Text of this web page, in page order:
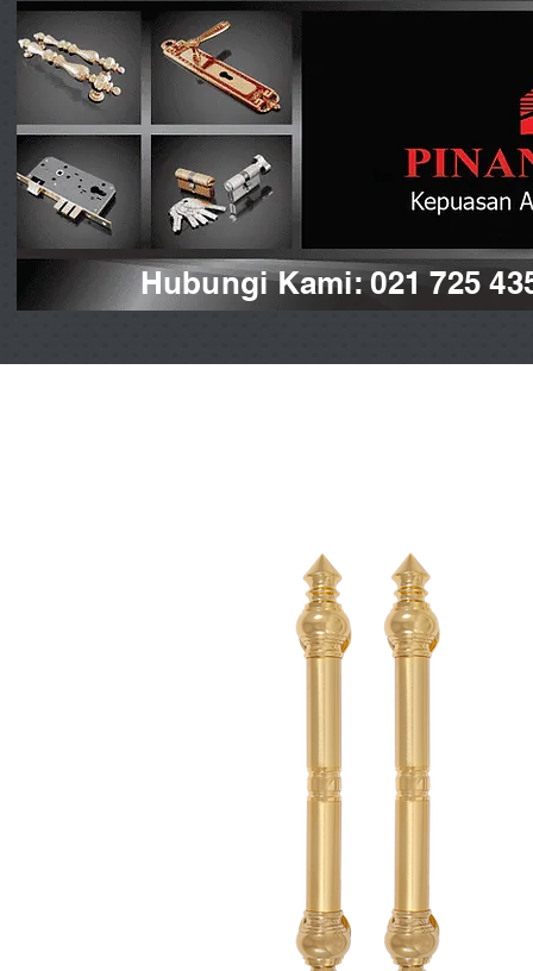
Hubungi Kami: 021 725